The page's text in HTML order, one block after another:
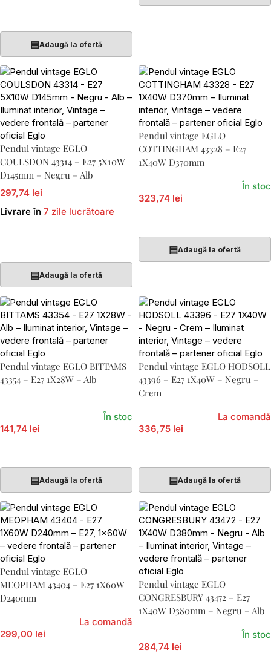
▤Adaugă la ofertă
Pendul vintage EGLO
COULSDON 43314 – E27 5X10W
D145mm – Negru – Alb
297,74 lei
Livrare în 7 zile lucrătoare
▤Adaugă la ofertă
Pendul vintage EGLO
COTTINGHAM 43328 – E27
1X40W D370mm
323,74 lei
În stoc
▤Adaugă la ofertă
Pendul vintage EGLO BITTAMS
43354 – E27 1X28W – Alb
141,74 lei
În stoc
▤Adaugă la ofertă
Pendul vintage EGLO HODSOLL
43396 – E27 1X40W – Negru –
Crem
336,75 lei
La comandă
▤Adaugă la ofertă
Pendul vintage EGLO
MEOPHAM 43404 – E27 1X60W
D240mm
299,00 lei
La comandă
Pendul vintage EGLO
CONGRESBURY 43472 – E27
1X40W D380mm – Negru – Alb
284,74 lei
În stoc